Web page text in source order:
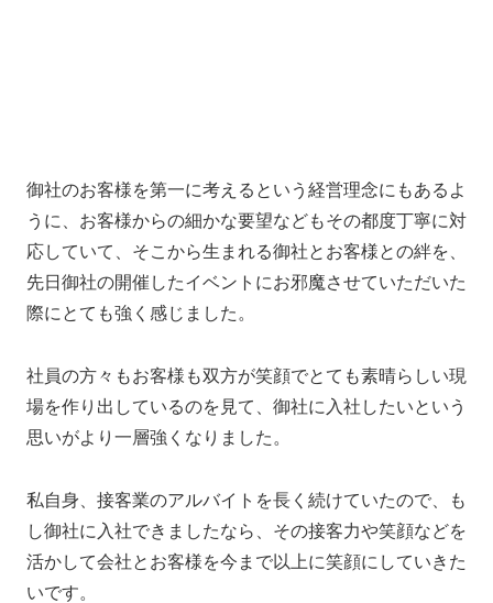
御社のお客様を第一に考えるという経営理念にもあるよ
うに、お客様からの細かな要望などもその都度丁寧に対
応していて、そこから生まれる御社とお客様との絆を、
先日御社の開催したイベントにお邪魔させていただいた
際にとても強く感じました。
社員の方々もお客様も双方が笑顔でとても素晴らしい現
場を作り出しているのを見て、御社に入社したいという
思いがより一層強くなりました。
私自身、接客業のアルバイトを長く続けていたので、も
し御社に入社できましたなら、その接客力や笑顔などを
活かして会社とお客様を今まで以上に笑顔にしていきた
いです。